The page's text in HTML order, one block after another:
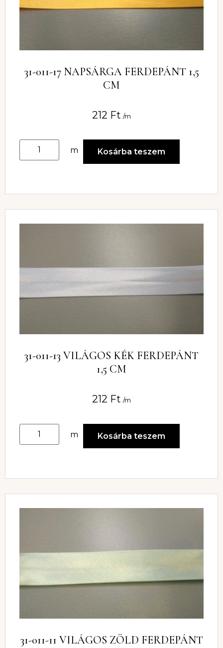
31-011-17 NAPSÁRGA FERDEPÁNT 1,5
CM
212 Ft /m
m Kosárba teszem
31-011-13 VILÁGOS KÉK FERDEPÁNT
1,5 CM
212 Ft /m
m Kosárba teszem
31-011-11 VILÁGOS ZÖLD FERDEPÁNT